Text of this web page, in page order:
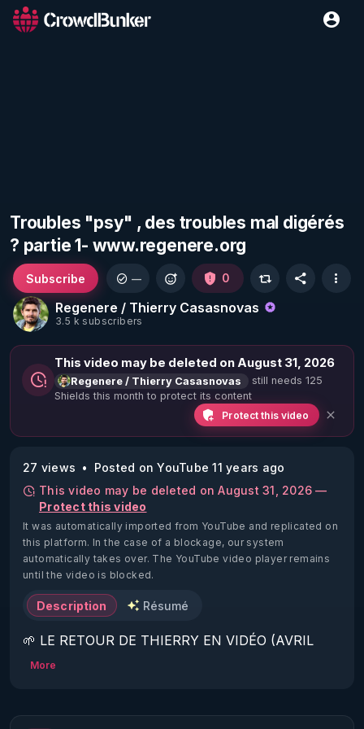
Troubles "psy" , des troubles mal digérés
? partie 1- www.regenere.org
Regenere / Thierry Casasnovas
3.5 k subscribers
Subscribe — 0
This video may be deleted on August 31, 2026
Regenere / Thierry Casasnovas
still needs 125
Shields this month to protect its content
Protect this video
27 views
Posted on YouTube 11 years ago
This video may be deleted on August 31, 2026 —
Protect this video
It was automatically imported from YouTube and replicated on
this platform. In the case of a blockage, our system
automatically takes over. The YouTube video player remains
until the video is blocked.
Description Résumé
🌱 LE RETOUR DE THIERRY EN VIDÉO (AVRIL
2022)!
https://www.rgnr.fr/presentation.html
More